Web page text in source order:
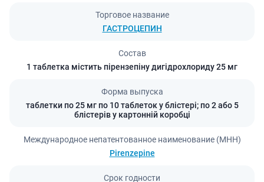
Торговое название
ГАСТРОЦЕПИН
Состав
1 таблетка містить пірензепіну дигідрохлориду 25 мг
Форма выпуска
таблетки по 25 мг по 10 таблеток у блістері; по 2 або 5
блістерів у картонній коробці
Международное непатентованное наименование (МНН)
Pirenzepine
Срок годности